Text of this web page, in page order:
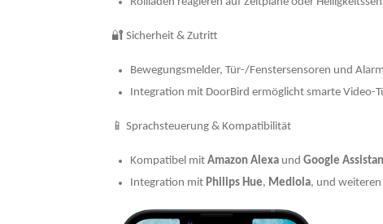
🔐 Sicherheit & Zutritt
Bewegungsmelder, Tür-/Fenstersensoren und
Integration mit DoorBird ermöglicht smarte Video-
📱 Sprachsteuerung & Kompatibilität
Kompatibel mit Amazon Alexaund Google
Integration mit Philips Hue, Mediola, und